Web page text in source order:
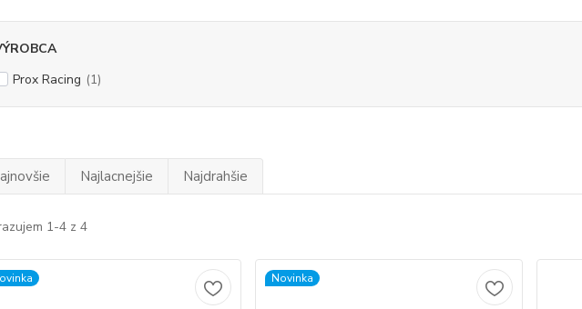
Prox Racing (1)
Najlacnejšie Najdrahšie
1-4 z 4
Novinka